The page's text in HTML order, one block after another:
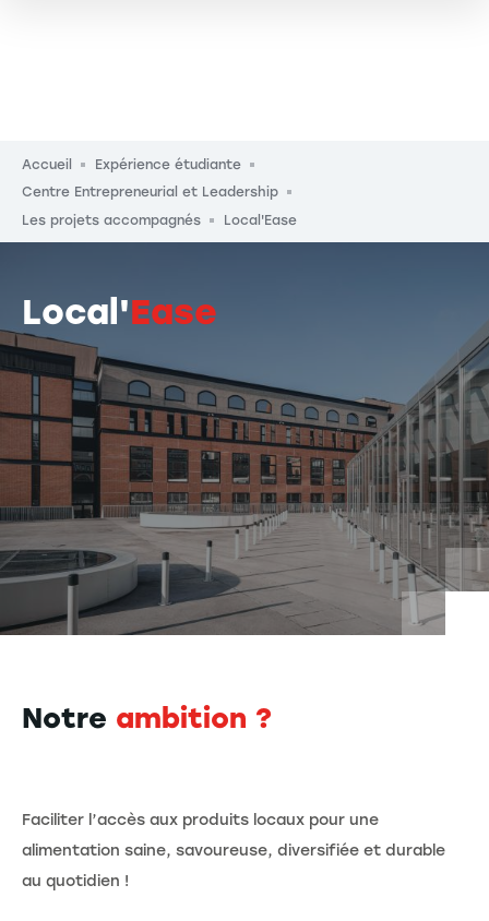
Fil d'Ariane
Accueil
Expérience étudiante
Centre Entrepreneurial et Leadership
Les projets accompagnés
Local'Ease
Local'Ease
Notre ambition ?
Faciliter l’accès aux produits locaux pour une
alimentation saine, savoureuse, diversifiée et durable
au quotidien !